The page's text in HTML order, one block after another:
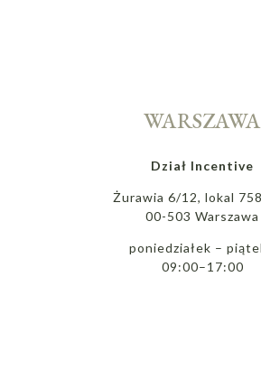
WARSZAWA
Dział Incentive
Żurawia 6/12, lokal
00-503 Warszawa
poniedziałek –
09:00–17:00